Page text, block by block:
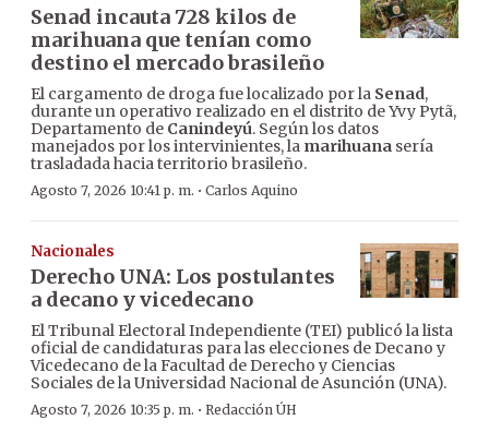
Senad incauta 728 kilos de
marihuana que tenían como
destino el mercado brasileño
El cargamento de droga fue localizado por la Senad,
durante un operativo realizado en el distrito de Yvy Pytã,
Departamento de Canindeyú. Según los datos
manejados por los intervinientes, la marihuana sería
trasladada hacia territorio brasileño.
Agosto 7, 2026 10:41 p. m. · Carlos Aquino
Nacionales
Derecho UNA: Los postulantes
a decano y vicedecano
El Tribunal Electoral Independiente (TEI) publicó la lista
oficial de candidaturas para las elecciones de Decano y
Vicedecano de la Facultad de Derecho y Ciencias
Sociales de la Universidad Nacional de Asunción (UNA).
Agosto 7, 2026 10:35 p. m. · Redacción ÚH